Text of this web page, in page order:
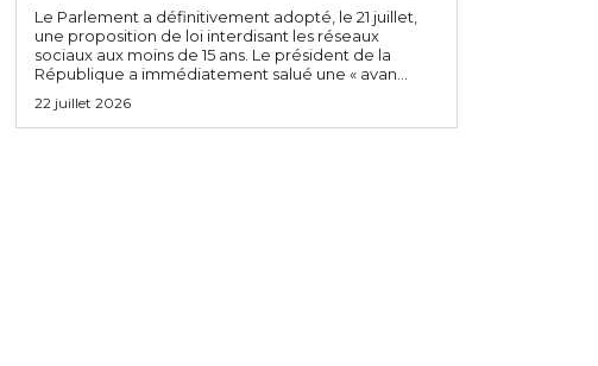
Le Parlement a définitivement adopté, le 21 juillet,
une proposition de loi interdisant les réseaux
sociaux aux moins de 15 ans. Le président de la
République a immédiatement salué une « avan...
22 juillet 2026